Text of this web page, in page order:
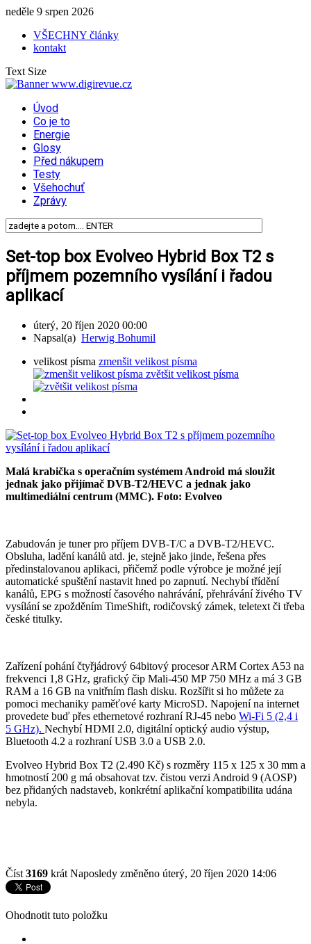
neděle 9 srpen 2026
VŠECHNY články
kontakt
Text Size
Úvod
Co je to
Energie
Glosy
Před nákupem
Testy
Všehochuť
Zprávy
Set-top box Evolveo Hybrid Box T2 s
příjmem pozemního vysílání i řadou
aplikací
úterý, 20 říjen 2020 00:00
Napsal(a) Herwig Bohumil
velikost písma zmenšit velikost písma
zvětšit velikost písma
Malá krabička s operačním systémem Android má sloužit
jednak jako přijímač DVB-T2/HEVC a jednak jako
multimediální centrum (MMC). Foto: Evolveo
Zabudován je tuner pro příjem DVB-T/C a DVB-T2/HEVC.
Obsluha, ladění kanálů atd. je, stejně jako jinde, řešena přes
předinstalovanou aplikaci, přičemž podle výrobce je možné její
automatické spuštění nastavit hned po zapnutí. Nechybí třídění
kanálů, EPG s možností časového nahrávání, přehrávání živého TV
vysílání se zpožděním TimeShift, rodičovský zámek, teletext či třeba
české titulky.
Zařízení pohání čtyřjádrový 64bitový procesor ARM Cortex A53 na
frekvenci 1,8 GHz, grafický čip Mali-450 MP 750 MHz a má 3 GB
RAM a 16 GB na vnitřním flash disku. Rozšířit si ho můžete za
pomoci mechaniky paměťové karty MicroSD. Napojení na internet
provedete buď přes ethernetové rozhraní RJ-45 nebo Wi-Fi 5 (2,4 i
5 GHz). Nechybí HDMI 2.0, digitální optický audio výstup,
Bluetooth 4.2 a rozhraní USB 3.0 a USB 2.0.
Evolveo Hybrid Box T2 (2.490 Kč) s rozměry 115 x 125 x 30 mm a
hmotností 200 g má obsahovat tzv. čistou verzi Android 9 (AOSP)
bez přidaných nadstaveb, konkrétní aplikační kompatibilita udána
nebyla.
Číst 3169 krát Naposledy změněno úterý, 20 říjen 2020 14:06
Ohodnotit tuto položku